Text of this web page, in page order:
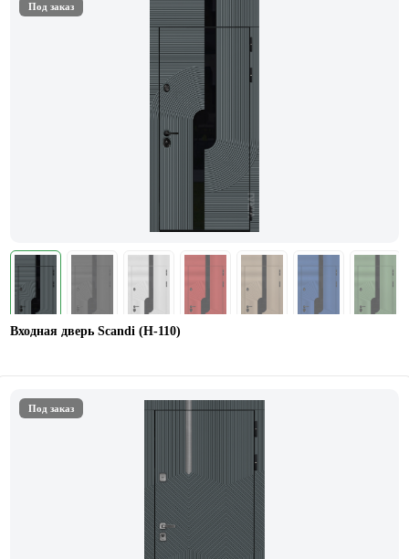
Под заказ
Входная дверь Scandi (Н-110)
Под заказ